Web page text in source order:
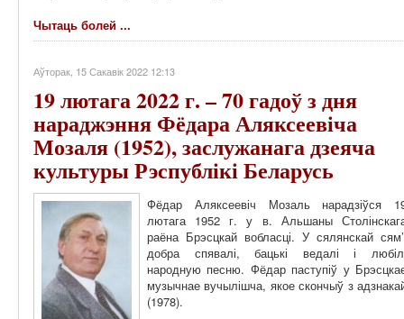
Чытаць болей ...
Аўторак, 15 Сакавік 2022 12:13
19 лютага 2022 г. – 70 гадоў з дня
нараджэння Фёдара Аляксеевіча
Мозаля (1952), заслужанага дзеяча
культуры Рэспублікі Беларусь
Фёдар Аляксеевіч Мозаль нарадзіўся
лютага 1952 г. у в. Альшаны
раёна Брэсцкай вобласці. У сялянскай
добра спявалі, бацькі ведалі і
народную песню. Фёдар паступіў у
музычнае вучылішча, якое скончыў з
(1978).